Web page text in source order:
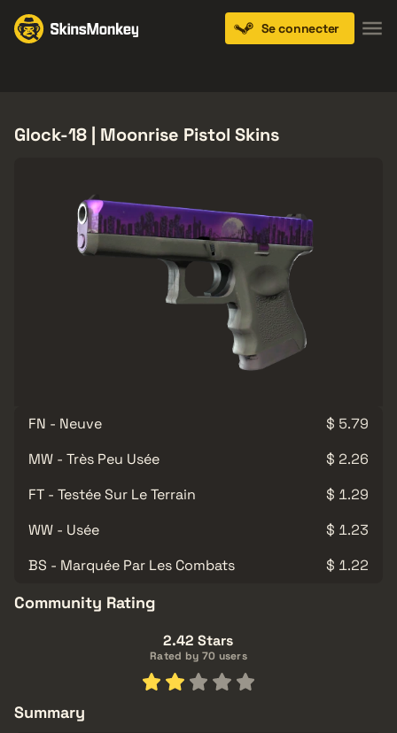
Se connecter
Glock-18 | Moonrise Pistol Skins
FN - Neuve
$ 5.79
MW - Très Peu Usée
$ 2.26
FT - Testée Sur Le Terrain
$ 1.29
WW - Usée
$ 1.23
BS - Marquée Par Les Combats
$ 1.22
Community Rating
2.42 Stars
Rated by 70 users
Summary